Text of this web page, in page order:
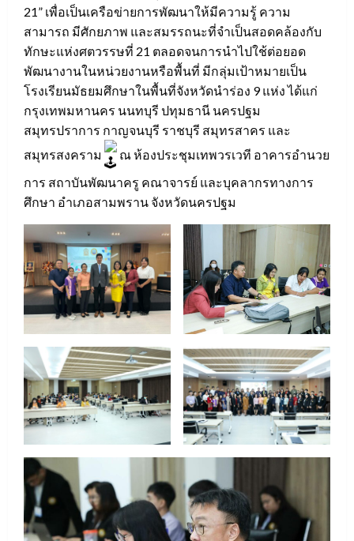
21” เพื่อเป็นเครือข่ายการพัฒนาให้มีความรู้ ความ
สามารถ มีศักยภาพ และสมรรถนะที่จำเป็นสอดคล้องกับ
ทักษะแห่งศตวรรษที่ 21 ตลอดจนการนำไปใช้ต่อยอด
พัฒนางานในหน่วยงานหรือพื้นที่ มีกลุ่มเป้าหมายเป็น
โรงเรียนมัธยมศึกษาในพื้นที่จังหวัดนำร่อง 9 แห่ง ได้แก่
กรุงเทพมหานคร นนทบุรี ปทุมธานี นครปฐม
สมุทรปราการ กาญจนบุรี ราชบุรี สมุทรสาคร และ
สมุทรสงคราม
ณ ห้องประชุมเทพวรเวที อาคารอำนวย
การ สถาบันพัฒนาครู คณาจารย์ และบุคลากรทางการ
ศึกษา อำเภอสามพราน จังหวัดนครปฐม